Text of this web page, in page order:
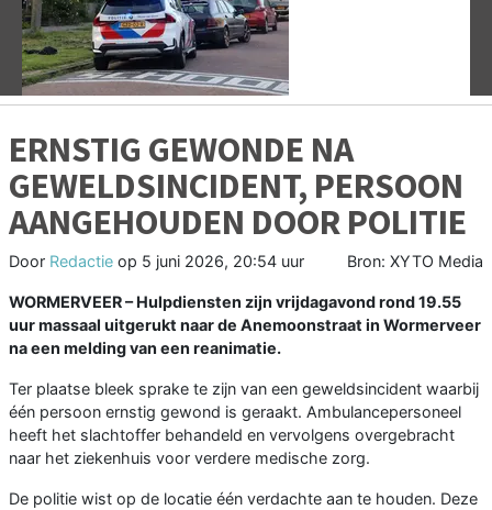
Vorige
ERNSTIG GEWONDE NA
GEWELDSINCIDENT, PERSOON
AANGEHOUDEN DOOR POLITIE
Door Redactie op 5 juni 2026, 20:54 uur Bron: XYTO Media
WORMERVEER – Hulpdiensten zijn vrijdagavond rond 19.55
uur massaal uitgerukt naar de Anemoonstraat in Wormerveer
na een melding van een reanimatie.
Ter plaatse bleek sprake te zijn van een geweldsincident waarbij
één persoon ernstig gewond is geraakt. Ambulancepersoneel
heeft het slachtoffer behandeld en vervolgens overgebracht
naar het ziekenhuis voor verdere medische zorg.
De politie wist op de locatie één verdachte aan te houden. Deze